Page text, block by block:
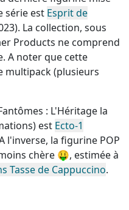
série est Esprit de
La collection, sous
Products ne comprend
. A noter que cette
multipack (plusieurs
: L'Héritage la
est Ecto-1
l'inverse, la figurine POP
chère 🤑, estimée à
Tasse de Cappuccino.